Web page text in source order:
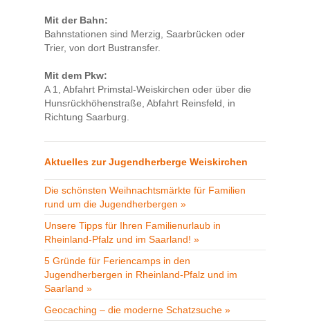
Mit der Bahn:
Bahnstationen sind Merzig, Saarbrücken oder
Trier, von dort Bustransfer.
Mit dem Pkw:
A 1, Abfahrt Primstal-Weiskirchen oder über die
Hunsrückhöhenstraße, Abfahrt Reinsfeld, in
Richtung Saarburg.
Aktuelles zur Jugendherberge Weiskirchen
Die schönsten Weihnachtsmärkte für Familien
rund um die Jugendherbergen »
Unsere Tipps für Ihren Familienurlaub in
Rheinland-Pfalz und im Saarland! »
5 Gründe für Feriencamps in den
Jugendherbergen in Rheinland-Pfalz und im
Saarland »
Geocaching – die moderne Schatzsuche »